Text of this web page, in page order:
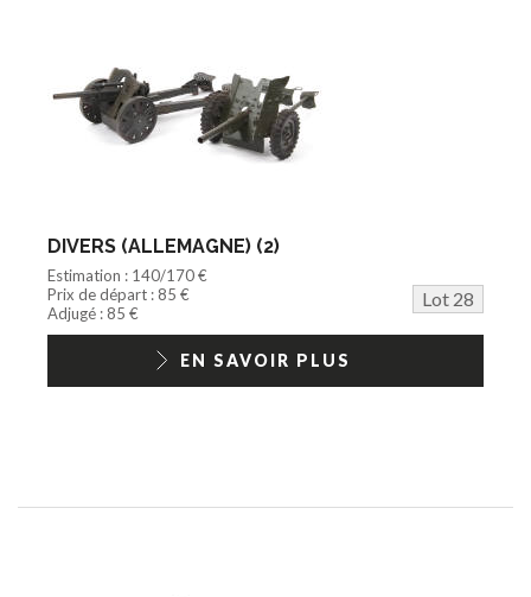
DIVERS (ALLEMAGNE) (2)
Estimation : 140/170 €
Prix de départ : 85 €
Lot 28
Adjugé : 85 €
EN SAVOIR PLUS